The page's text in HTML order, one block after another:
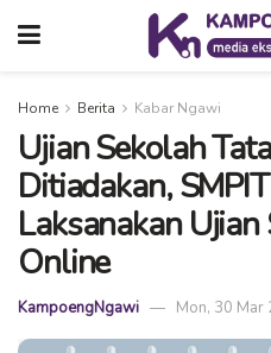
Home Berita Kabar Ngawi
Ujian Sekolah
Ditiadakan,
Laksanakan
Online
KampoengNgawi Mon, 30 Mar